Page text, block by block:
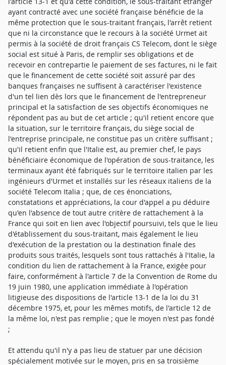
ayant contracté avec une société française bénéficie de la
même protection que le sous-traitant français, l'arrêt retient
que ni la circonstance que le recours à la société Urmet ait
permis à la société de droit français CS Telecom, dont le siège
social est situé à Paris, de remplir ses obligations et de
recevoir en contrepartie le paiement de ses factures, ni le fait
que le financement de cette société soit assuré par des
banques françaises ne suffisent à caractériser l'existence
d'un tel lien dès lors que le financement de l'entrepreneur
principal et la satisfaction de ses objectifs économiques ne
répondent pas au but de cet article ; qu'il retient encore que
la situation, sur le territoire français, du siège social de
l'entreprise principale, ne constitue pas un critère suffisant ;
qu'il retient enfin que l'Italie est, au premier chef, le pays
bénéficiaire économique de l'opération de sous-traitance, les
terminaux ayant été fabriqués sur le territoire italien par les
ingénieurs d'Urmet et installés sur les réseaux italiens de la
société Telecom Italia ; que, de ces énonciations,
constatations et appréciations, la cour d'appel a pu déduire
qu'en l'absence de tout autre critère de rattachement à la
France qui soit en lien avec l'objectif poursuivi, tels que le lieu
d'établissement du sous-traitant, mais également le lieu
d'exécution de la prestation ou la destination finale des
produits sous traités, lesquels sont tous rattachés à l'Italie, la
condition du lien de rattachement à la France, exigée pour
faire, conformément à l'article 7 de la Convention de Rome du
19 juin 1980, une application immédiate à l'opération
litigieuse des dispositions de l'article 13-1 de la loi du 31
décembre 1975, et, pour les mêmes motifs, de l'article 12 de
la même loi, n'est pas remplie ; que le moyen n'est pas fondé
;
Et attendu qu'il n'y a pas lieu de statuer par une décision
spécialement motivée sur le moyen, pris en sa troisième